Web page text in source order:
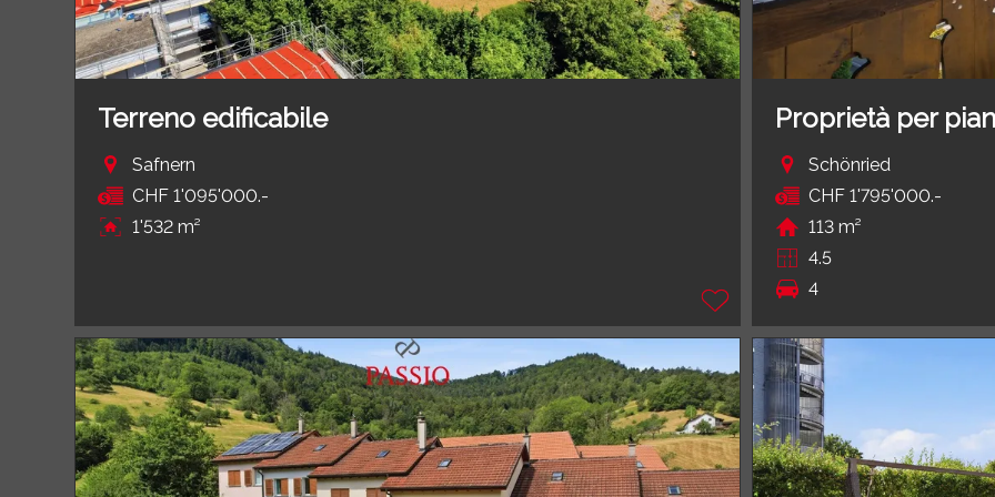
Terreno edificabile
Safnern
CHF 1'095'000.-
1'532 m²
Proprietà per
Schönried
CHF 1'795'000.-
113 m²
4.5
4